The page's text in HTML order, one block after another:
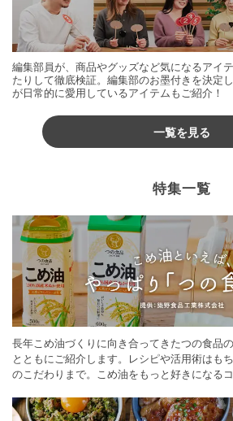
編集部員が、商品やグッズなど気になるアイ
たりして徹底検証。編集部のお墨付きを決定
が日常的に愛用しているアイテムもご紹介！
一覧を見る
特集一覧
長年こめ油づくりに向き合ってきたつの食品
とともにご紹介します。レシピや活用術はも
のこだわりまで。こめ油をもっと好きになる